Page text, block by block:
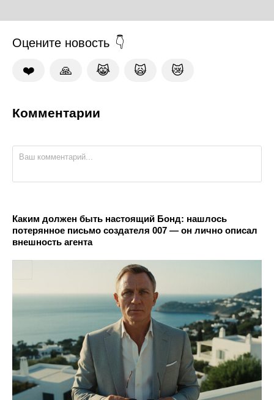
Оцените новость
❤️ 🙏 😹 🙀 😿
Комментарии
Каким должен быть настоящий Бонд: нашлось
потерянное письмо создателя 007 — он лично описал
внешность агента